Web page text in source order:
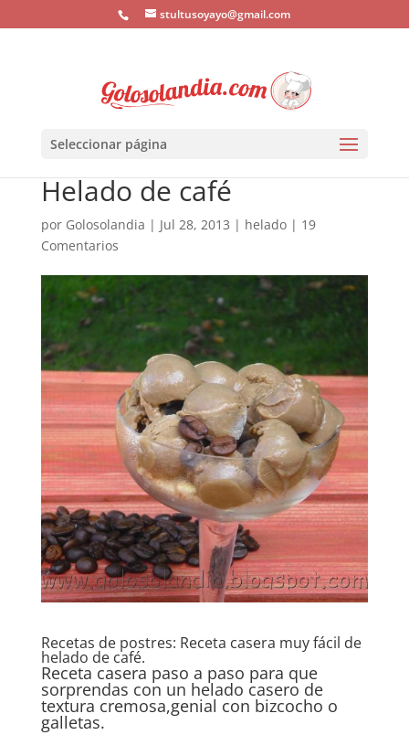
stultusoyayo@gmail.com
Seleccionar página
Helado de café
por Golosolandia | Jul 28, 2013 | helado| 19
Comentarios
Recetas de postres: Receta casera muy fácil de
helado de café.
Receta casera paso a paso para que
sorprendas con un helado casero de
textura cremosa,genial con bizcocho o
galletas.